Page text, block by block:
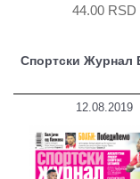
44.00 RSD
Спортски Журнал
12.08.2019